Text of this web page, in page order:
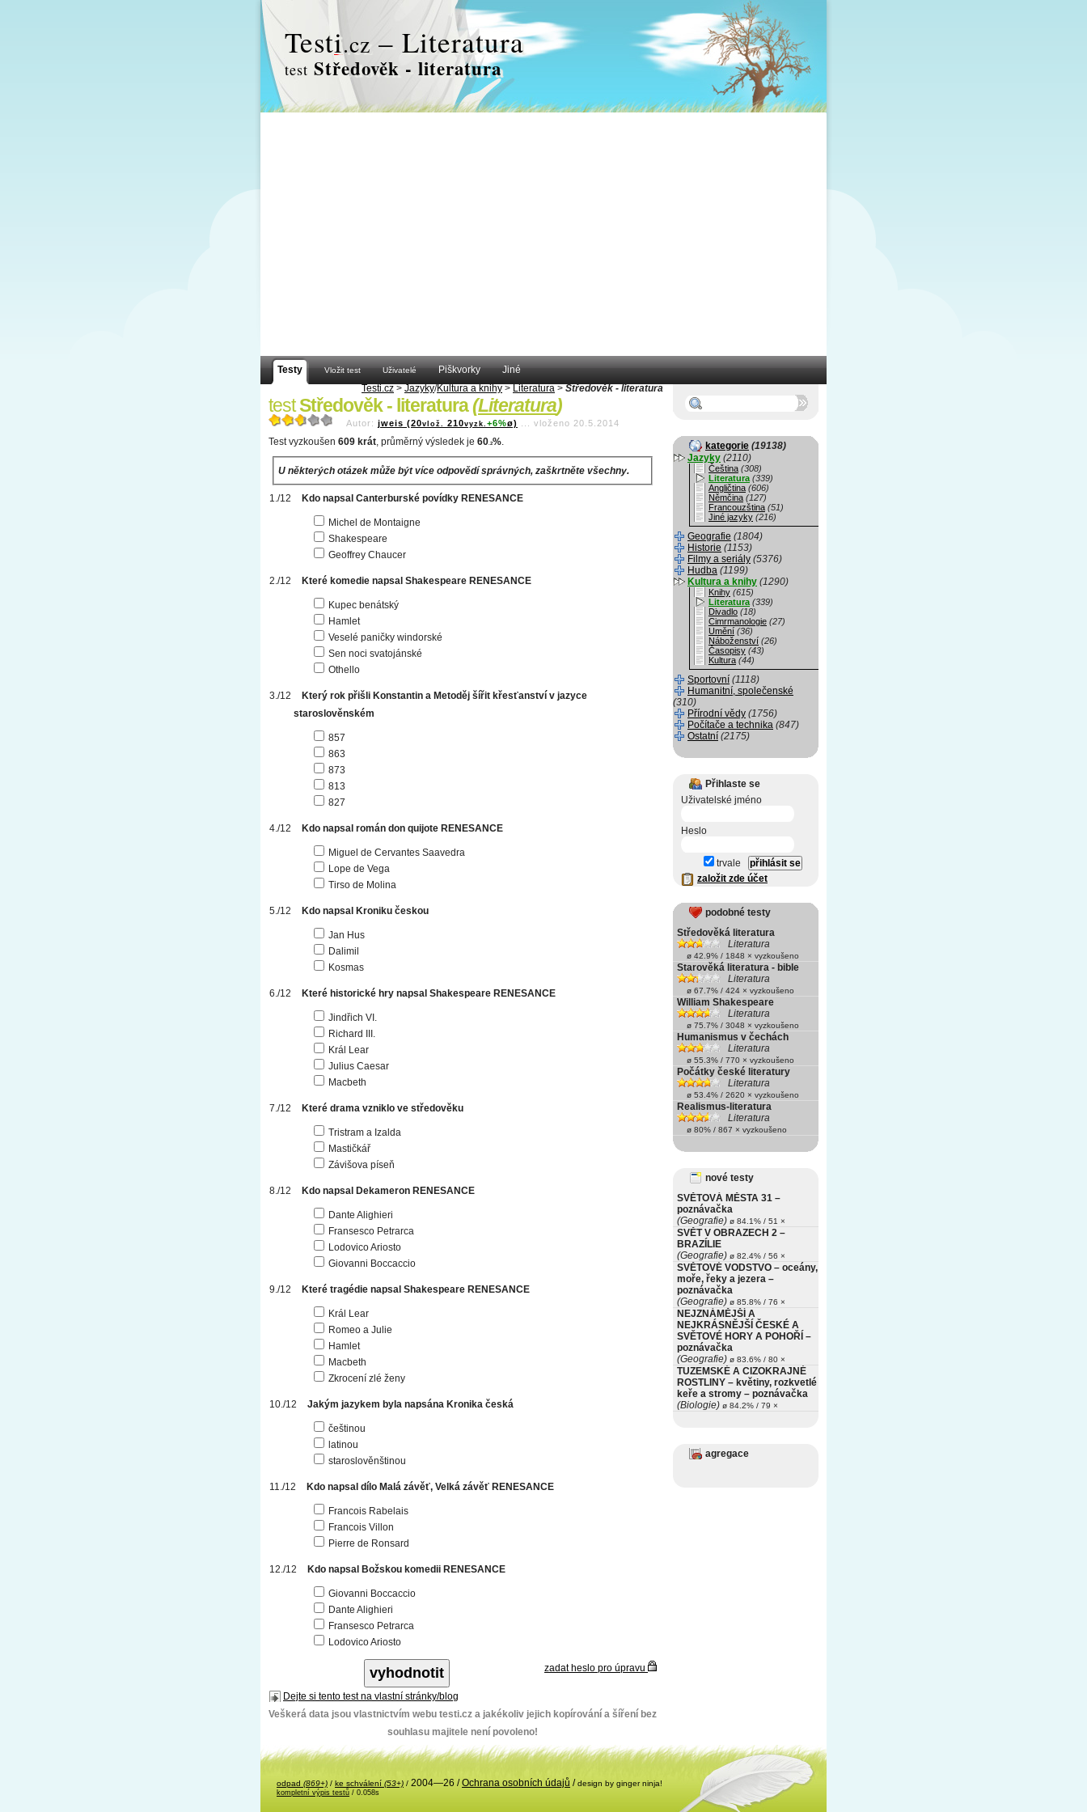
Testi.cz – Literatura
test Středověk - literatura
Testy Vložit test Uživatelé Piškvorky
Jiné
Testi.cz > Jazyky/Kultura a knihy > Literatura > Středověk - literatura
testStředověk - literatura(Literatura)
Autor: jweis (20vlož. 210vyzk. +6%ø) vloženo 20.5.2014
Test vyzkoušen 609 krát, průměrný výsledek je 60 .2%.
U některých otázek může být více odpovědí správných, zaškrtněte všechny.
Kdo napsal Canterburské povídky RENESANCE
Michel de Montaigne
Shakespeare
Geoffrey Chaucer
Které komedie napsal Shakespeare RENESANCE
Kupec benátský
Hamlet
Veselé paničky windorské
Sen noci svatojánské
Othello
Který rok přišli Konstantin a Metoděj šířit křesťanství v jazyce
staroslověnském
857
863
873
813
827
Kdo napsal román don quijote RENESANCE
Miguel de Cervantes Saavedra
Lope de Vega
Tirso de Molina
Kdo napsal Kroniku českou
Jan Hus
Dalimil
Kosmas
Které historické hry napsal Shakespeare RENESANCE
Jindřich VI.
Richard III.
Král Lear
Julius Caesar
Macbeth
Které drama vzniklo ve středověku
Tristram a Izalda
Mastičkář
Závišova píseň
Kdo napsal Dekameron RENESANCE
Dante Alighieri
Fransesco Petrarca
Lodovico Ariosto
Giovanni Boccaccio
Které tragédie napsal Shakespeare RENESANCE
Král Lear
Romeo a Julie
Hamlet
Macbeth
Zkrocení zlé ženy
Jakým jazykem byla napsána Kronika česká
češtinou
latinou
staroslověnštinou
Kdo napsal dílo Malá závěť, Velká závěť RENESANCE
Francois Rabelais
Francois Villon
Pierre de Ronsard
Kdo napsal Božskou komedii RENESANCE
Giovanni Boccaccio
Dante Alighieri
Fransesco Petrarca
Lodovico Ariosto
zadat heslo pro úpravu
Dejte si tento test na vlastní stránky/blog
Veškerá data jsou vlastnictvím webu testi.cz a jakékoliv jejich kopírování a šíření bez
souhlasu majitele není povoleno!
kategorie (19138)
Jazyky (2110)
Čeština (308)
Literatura (339)
Angličtina (606)
Němčina (127)
Francouzština (51)
Jiné jazyky (216)
Geografie (1804)
Historie (1153)
Filmy a seriály (5376)
Hudba (1199)
Kultura a knihy (1290)
Knihy (615)
Literatura (339)
Divadlo (18)
Cimrmanologie (27)
Umění (36)
Náboženství (26)
Časopisy (43)
Kultura (44)
Sportovní (1118)
Humanitní, společenské
(310)
Přírodní vědy (1756)
Počítače a technika (847)
Ostatní (2175)
Přihlaste se
Uživatelské jméno
Heslo
trvale
založit zde účet
podobné testy
Středověká literatura
Literatura
ø 42.9% / 1848 × vyzkoušeno
Starověká literatura - bible
Literatura
ø 67.7% / 424 × vyzkoušeno
William Shakespeare
Literatura
ø 75.7% / 3048 × vyzkoušeno
Humanismus v čechách
Literatura
ø 55.3% / 770 × vyzkoušeno
Počátky české literatury
Literatura
ø 53.4% / 2620 × vyzkoušeno
Realismus-literatura
Literatura
ø 80% / 867 × vyzkoušeno
nové testy
SVĚTOVÁ MĚSTA 31 –
poznávačka
(Geografie) ø 84.1% / 51 ×
SVĚT V OBRAZECH 2 –
BRAZÍLIE
(Geografie) ø 82.4% / 56 ×
SVĚTOVÉ VODSTVO – oceány,
moře, řeky a jezera –
poznávačka
(Geografie) ø 85.8% / 76 ×
NEJZNÁMĚJŠÍ A
NEJKRÁSNĚJŠÍ ČESKÉ A
SVĚTOVÉ HORY A POHOŘÍ –
poznávačka
(Geografie) ø 83.6% / 80 ×
TUZEMSKÉ A CIZOKRAJNÉ
ROSTLINY – květiny, rozkvetlé
keře a stromy – poznávačka
(Biologie) ø 84.2% / 79 ×
agregace
odpad (869+) / ke schválení (53+) / 2004—26 /Ochrana osobních údajů /design by ginger ninja!
kompletní výpis testů / 0.058s